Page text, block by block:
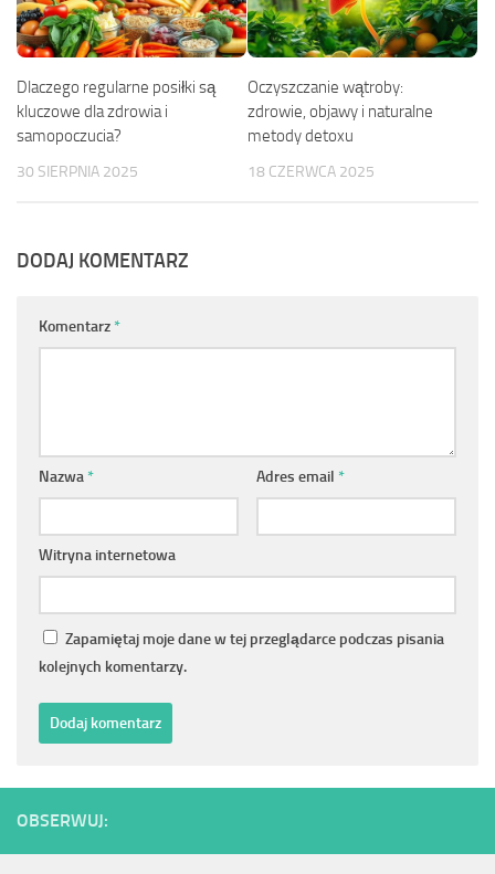
Dlaczego regularne posiłki są
kluczowe dla zdrowia i
samopoczucia?
30 SIERPNIA 2025
Oczyszczanie wątroby:
zdrowie, objawy i naturalne
metody detoxu
18 CZERWCA 2025
DODAJ KOMENTARZ
Komentarz*
Nazwa* Adres email *
Witryna internetowa
Zapamiętaj moje dane w tej przeglądarce podczas pisania
kolejnych komentarzy.
OBSERWUJ: